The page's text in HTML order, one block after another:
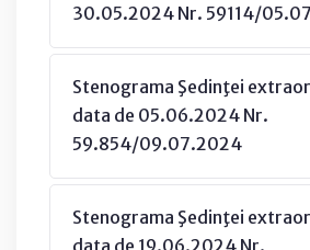
30.05.2024 Nr. 59114/
Stenograma Şedinţei
data de 05.06.2024 Nr.
59.854/09.07.2024
Stenograma Şedinţei
data de 19.06.2024 Nr.